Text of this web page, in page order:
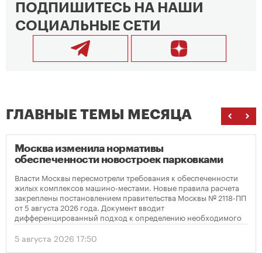
ПОДПИШИТЕСЬ НА НАШИ
СОЦИАЛЬНЫЕ СЕТИ
ГЛАВНЫЕ ТЕМЫ МЕСЯЦА
Москва изменила нормативы
обеспеченности новостроек парковками
Власти Москвы пересмотрели требования к обеспеченности
жилых комплексов машино-местами. Новые правила расчета
закреплены постановлением правительства Москвы № 2118-ПП
от 5 августа 2026 года. Документ вводит
дифференцированный подход к определению необходимого
количества парковок в зависимости от площади квартир и
устанавливает переходный период для уже согласованных
проектов.
5 августа 2026 17:50